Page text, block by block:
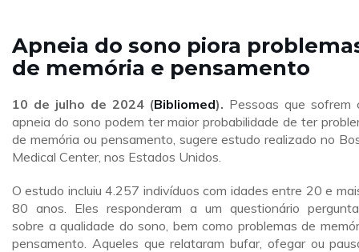
Apneia do sono piora
de memória e pensamento
10 de julho de 2024(Bibliomed). Pessoas que sofrem
apneia do sono podem ter maior probabilidade de ter
de memória ou pensamento, sugere estudo realizado no
Medical Center, nos Estados Unidos.
O estudo incluiu 4.257 indivíduos com idades entre 20 e
80 anos. Eles responderam a um questionário
sobre a qualidade do sono, bem como problemas de
pensamento. Aqueles que relataram bufar, ofegar ou